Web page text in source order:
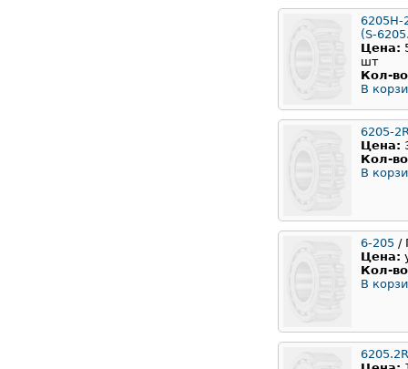
6205H-
(S-
Цена:
шт
Кол-
В
6205-
Цена:
Кол-
В
6-205 /
Цена:
Кол-
В